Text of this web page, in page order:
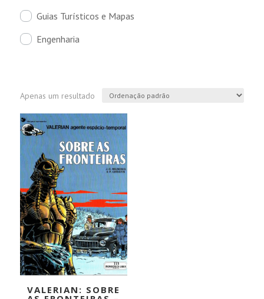
Guias Turísticos e Mapas
Engenharia
Apenas um resultado
VALERIAN: SOBRE